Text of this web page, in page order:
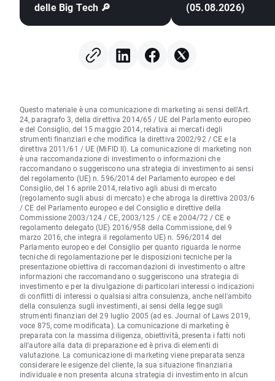
delle Big Tech 🔎
(05.08.2026)
Questo materiale è una comunicazione di marketing ai sensi dell'Art.
24, paragrafo 3, della direttiva 2014/65 / UE del Parlamento europeo
e del Consiglio, del 15 maggio 2014, relativa ai mercati degli
strumenti finanziari e che modifica la direttiva 2002/92 / CE e la
direttiva 2011/61 / UE (MiFID II). La comunicazione di marketing non
è una raccomandazione di investimento o informazioni che
raccomandano o suggeriscono una strategia di investimento ai sensi
del regolamento (UE) n. 596/2014 del Parlamento europeo e del
Consiglio, del 16 aprile 2014, relativo agli abusi di mercato
(regolamento sugli abusi di mercato) e che abroga la direttiva 2003/6
/ CE del Parlamento europeo e del Consiglio e direttive della
Commissione 2003/124 / CE, 2003/125 / CE e 2004/72 / CE e
regolamento delegato (UE) 2016/958 della Commissione, del 9
marzo 2016, che integra il regolamento UE) n. 596/2014 del
Parlamento europeo e del Consiglio per quanto riguarda le norme
tecniche di regolamentazione per le disposizioni tecniche per la
presentazione obiettiva di raccomandazioni di investimento o altre
informazioni che raccomandano o suggeriscono una strategia di
investimento e per la divulgazione di particolari interessi o indicazioni
di conflitti di interessi o qualsiasi altra consulenza, anche nell'ambito
della consulenza sugli investimenti, ai sensi della legge sugli
strumenti finanziari del 29 luglio 2005 (ad es. Journal of Laws 2019,
voce 875, come modificata). La comunicazione di marketing è
preparata con la massima diligenza, obiettività, presenta i fatti noti
all'autore alla data di preparazione ed è priva di elementi di
valutazione. La comunicazione di marketing viene preparata senza
considerare le esigenze del cliente, la sua situazione finanziaria
individuale e non presenta alcuna strategia di investimento in alcun